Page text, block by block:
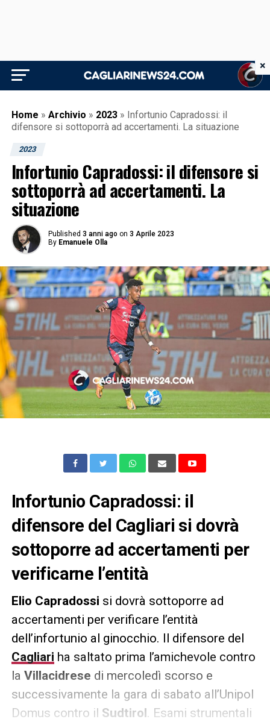
Home » Archivio » 2023 » Infortunio Capradossi: il
difensore si sottoporrà ad accertamenti. La situazione
2023
Infortunio Capradossi: il difensore si
sottoporrà ad accertamenti. La
situazione
Published 3 anni ago on 3 Aprile 2023
By Emanuele Olla
Infortunio Capradossi: il
difensore del Cagliari si dovrà
sottoporre ad accertamenti per
verificarne l’entità
Elio Capradossi si dovrà sottoporre ad
accertamenti per verificare l’entità
dell’infortunio al ginocchio. Il difensore del
Cagliari ha saltato prima l’amichevole contro
la Villacidrese di mercoledì scorso e
successivamente la gara di sabato all’Unipol
Domus contro il Sudtirol. Esami strumentali
×